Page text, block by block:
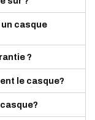
casque
?
le casque?